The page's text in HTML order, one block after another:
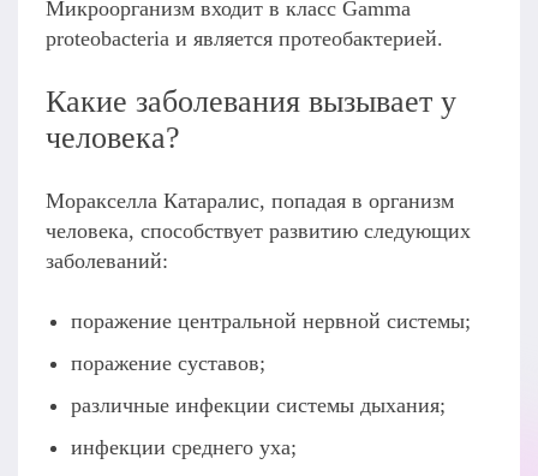
Микроорганизм входит в класс Gamma
proteobacteria и является протеобактерией.
Какие заболевания вызывает у
человека?
Моракселла Катаралис, попадая в организм
человека, способствует развитию следующих
заболеваний:
поражение центральной нервной системы;
поражение суставов;
различные инфекции системы дыхания;
инфекции среднего уха;